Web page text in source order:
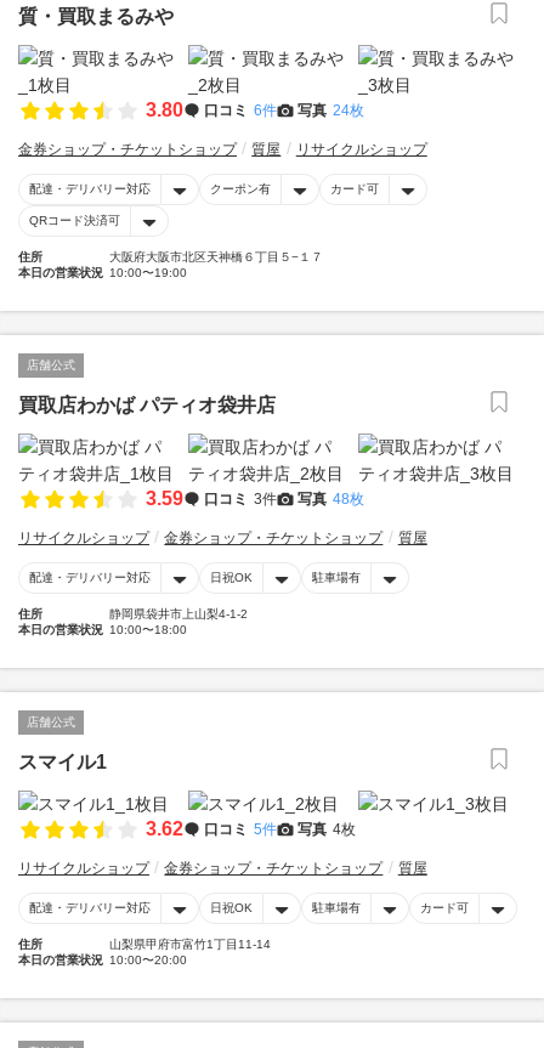
質・買取まるみや
3.80 口コミ 6件 写真 24枚
金券ショップ・チケットショップ 質屋 リサイクルショップ
配達・デリバリー対応 クーポン有 カード可
QRコード決済可
住所
大阪府大阪市北区天神橋６丁目５−１７
本日の営業状況 10:00〜19:00
店舗公式
買取店わかば パティオ袋井店
3.59 口コミ 3件 写真 48枚
リサイクルショップ 金券ショップ・チケットショップ 質屋
配達・デリバリー対応 日祝OK 駐車場有
住所
静岡県袋井市上山梨4-1-2
本日の営業状況 10:00〜18:00
店舗公式
スマイル1
3.62 口コミ 5件 写真 4枚
リサイクルショップ 金券ショップ・チケットショップ 質屋
配達・デリバリー対応 日祝OK 駐車場有 カード可
住所
山梨県甲府市富竹1丁目11-14
本日の営業状況 10:00〜20:00